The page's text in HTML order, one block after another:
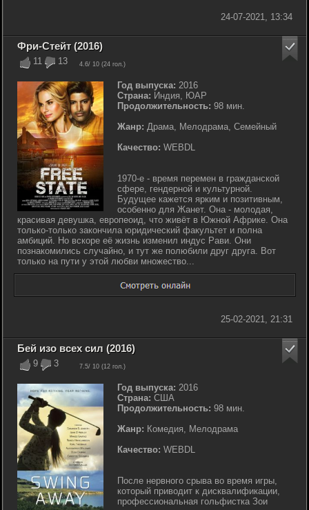
24-07-2021, 13:34
11 13 4.6/ 10 (24 гол.)
Фри-Стейт (2016)
Год выпуска: 2016
Страна: Индия, ЮАР
Продолжительность: 98 мин.
Жанр: Драма, Мелодрама, Семейный
Качество: WEBDL
1970-е - время перемен в гражданской
сфере, гендерной и культурной.
Будущее кажется ярким и позитивным,
особенно для Жанет. Она - молодая,
красивая девушка, европеоид, что живёт в Южной Африке. Она
только-только закончила юридический факультет и полна
амбиций. Но вскоре её жизнь изменил индус Рави. Они
познакомились случайно, и тут же полюбили друг друга. Вот
только на пути у этой любви множество...
25-02-2021, 21:31
9 3 7.5/ 10 (12 гол.)
Бей изо всех сил (2016)
Год выпуска: 2016
Страна: США
Продолжительность: 98 мин.
Жанр: Комедия, Мелодрама
Качество: WEBDL
После нервного срыва во время игры,
который приводит к дисквалификации,
профессиональная гольфистка Зои